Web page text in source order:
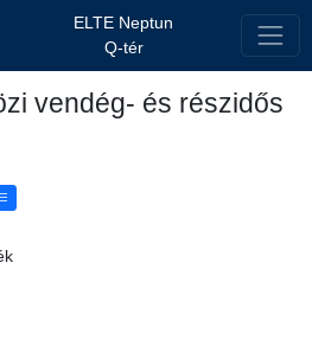
ELTE Neptun
Q-tér
vendég- és részidős